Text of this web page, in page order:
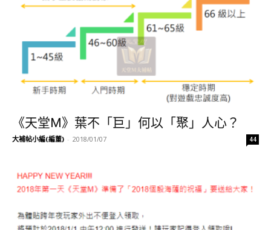
《天堂M》葉不「巨」何以「聚」人心？
大補帖小編(編董) - 2018/01/07 44